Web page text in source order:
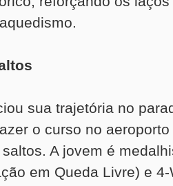
sua trajetória no
o curso no
A jovem é
em Queda Livre) e